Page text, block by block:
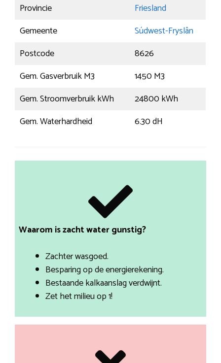
Provincie
Friesland
Gemeente
Súdwest-Fryslân
Postcode
8626
Gem. Gasverbruik M3
1450 M3
Gem. Stroomverbruik kWh
24800 kWh
Gem. Waterhardheid
6.30 dH
Waarom is zacht water gunstig?
Zachter wasgoed.
Besparing op de energierekening.
Bestaande kalkaanslag verdwijnt.
Zet het milieu op 1!